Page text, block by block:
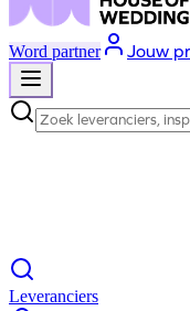
Word partner Jouw
Leveranciers